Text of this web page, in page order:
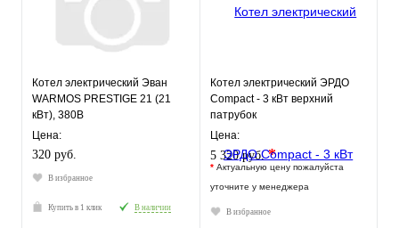
Котел электрический Эван
WARMOS PRESTIGE 21 (21
кВт), 380В
Цена:
320 руб.
В избранное
Купить в 1 клик В наличии
Котел электрический ЭРДО
Compact - 3 кВт верхний
патрубок
Цена:
5 320 руб.*
* Актуальную цену пожалуйста
уточните у менеджера
В избранное